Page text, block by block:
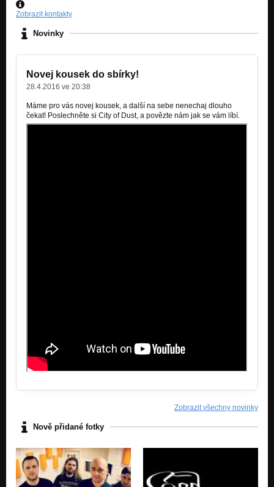
Zobrazit kontakty
Novinky
Novej kousek do sbírky!
28.4.2016 ve 20:38
Máme pro vás novej kousek, a další na sebe nenechaj dlouho
čekat! Poslechněte si City of Dust, a povězte nám jak se vám líbí.
Zobrazit všechny novinky
Nově přidané fotky